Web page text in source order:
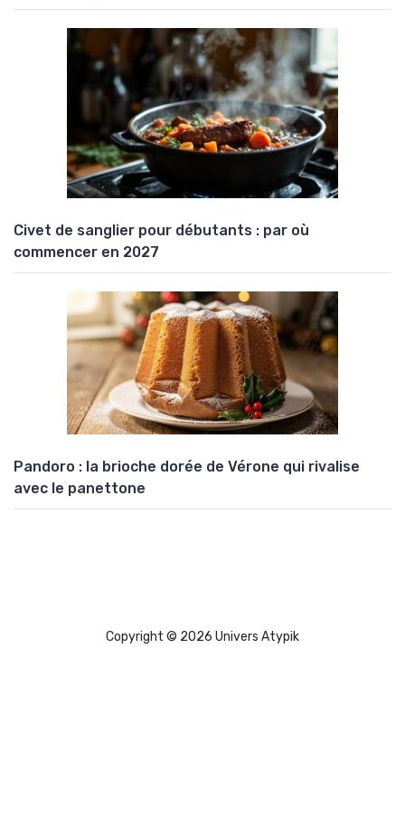
Civet de sanglier pour débutants : par où
commencer en 2027
Pandoro : la brioche dorée de Vérone qui rivalise
avec le panettone
Copyright © 2026 Univers Atypik